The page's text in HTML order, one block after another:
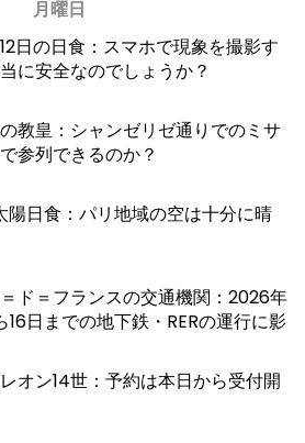
月曜日
日の日食：スマホで現象を撮影す
に安全なのでしょうか？
教皇：シャンゼリゼ通りでのミサ
参列できるのか？
陽日食：パリ地域の空は十分に晴
ド＝フランスの交通機関：2026年
16日までの地下鉄・RERの運行に影
オン14世：予約は本日から受付開